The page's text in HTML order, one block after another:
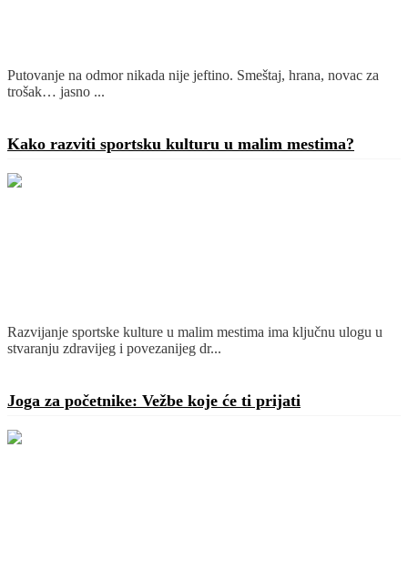
Putovanje na odmor nikada nije jeftino. Smeštaj, hrana, novac za
trošak… jasno ...
Kako razviti sportsku kulturu u malim mestima?
Razvijanje sportske kulture u malim mestima ima ključnu ulogu u
stvaranju zdravijeg i povezanijeg dr...
Joga za početnike: Vežbe koje će ti prijati